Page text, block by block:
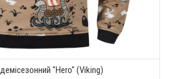
"Hero" (Viking)